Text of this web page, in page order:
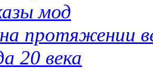
мод
протяжении
20 века